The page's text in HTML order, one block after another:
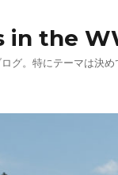
in the
グ。特にテーマは決め